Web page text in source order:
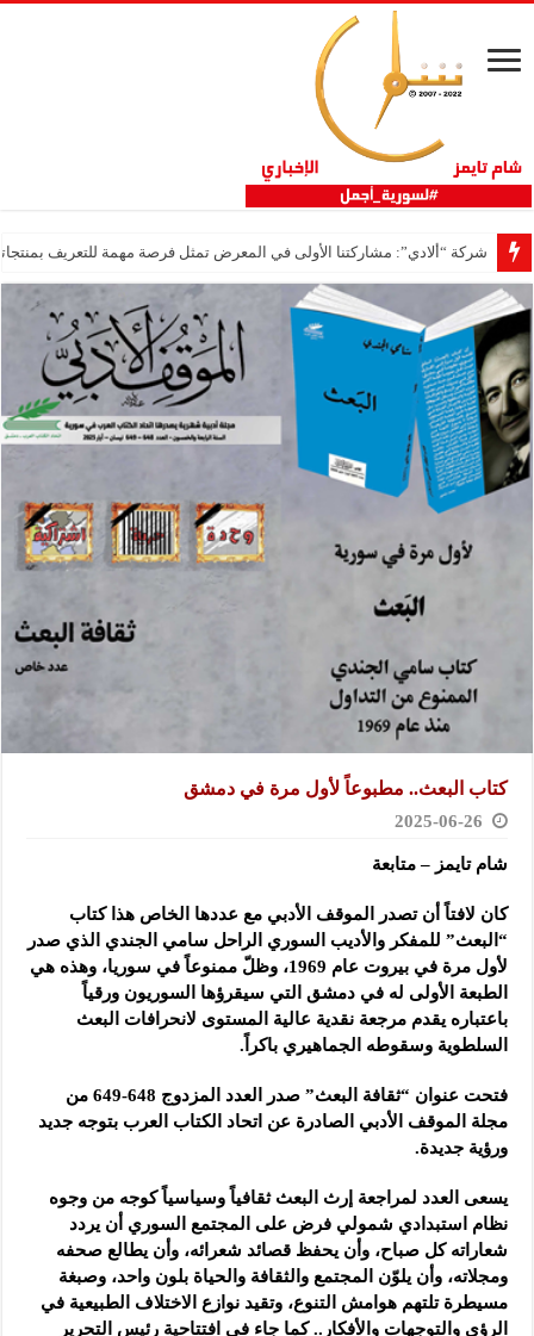
شركة “ألادي”: مشاركتنا الأولى في المعرض تمثل فرصة مهمة للتعريف
كتاب البعث.. مطبوعاً لأول مرة في دمشق
2025-06-26
شام تايمز – متابعة
كان لافتاً أن تصدر الموقف الأدبي مع عددها الخاص هذا كتاب
“البعث” للمفكر والأديب السوري الراحل سامي الجندي الذي صدر
لأول مرة في بيروت عام 1969، وظلّ ممنوعاً في سوريا، وهذه هي
الطبعة الأولى له في دمشق التي سيقرؤها السوريون ورقياً
باعتباره يقدم مرجعة نقدية عالية المستوى لانحرافات البعث
السلطوية وسقوطه الجماهيري باكراً.
فتحت عنوان “ثقافة البعث” صدر العدد المزدوج 648-649 من
مجلة الموقف الأدبي الصادرة عن اتحاد الكتاب العرب بتوجه جديد
ورؤية جديدة.
يسعى العدد لمراجعة إرث البعث ثقافياً وسياسياً كوجه من وجوه
نظام استبدادي شمولي فرض على المجتمع السوري أن يردد
شعاراته كل صباح، وأن يحفظ قصائد شعرائه، وأن يطالع صحفه
ومجلاته، وأن يلوّن المجتمع والثقافة والحياة بلون واحد، وصبغة
مسيطرة تلتهم هوامش التنوع، وتقيد نوازع الاختلاف الطبيعية في
الرؤى والتوجهات والأفكار.. كما جاء في افتتاحية رئيس التحرير